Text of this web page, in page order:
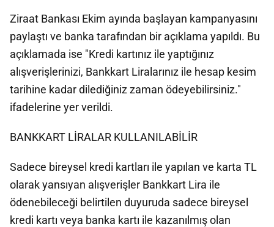
Ziraat Bankası Ekim ayında başlayan kampanyasını
paylaştı ve banka tarafından bir açıklama yapıldı. Bu
açıklamada ise "Kredi kartınız ile yaptığınız
alışverişlerinizi, Bankkart Liralarınız ile hesap kesim
tarihine kadar dilediğiniz zaman ödeyebilirsiniz."
ifadelerine yer verildi.
BANKKART LİRALAR KULLANILABİLİR
Sadece bireysel kredi kartları ile yapılan ve karta TL
olarak yansıyan alışverişler Bankkart Lira ile
ödenebileceği belirtilen duyuruda sadece bireysel
kredi kartı veya banka kartı ile kazanılmış olan